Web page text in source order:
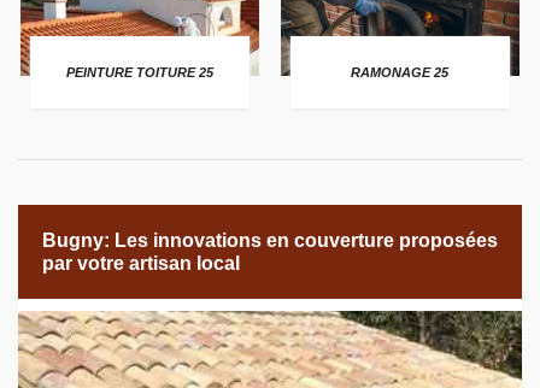
PEINTURE TOITURE 25 RAMONAGE 25
Bugny: Les innovations en couverture proposées
par votre artisan local